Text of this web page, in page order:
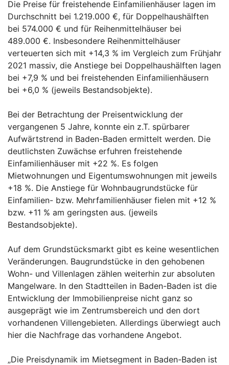
Die Preise für freistehende Einfamilienhäuser lagen im
Durchschnitt bei 1.219.000 €, für Doppelhaushälften
bei 574.000 € und für Reihenmittelhäuser bei
489.000 €. Insbesondere Reihenmittelhäuser
verteuerten sich mit +14,3 % im Vergleich zum Frühjahr
2021 massiv, die Anstiege bei Doppelhaushälften lagen
bei +7,9 % und bei freistehenden Einfamilienhäusern
bei +6,0 % (jeweils Bestandsobjekte).
Bei der Betrachtung der Preisentwicklung der
vergangenen 5 Jahre, konnte ein z.T. spürbarer
Aufwärtstrend in Baden-Baden ermittelt werden. Die
deutlichsten Zuwächse erfuhren freistehende
Einfamilienhäuser mit +22 %. Es folgen
Mietwohnungen und Eigentumswohnungen mit jeweils
+18 %. Die Anstiege für Wohnbaugrundstücke für
Einfamilien- bzw. Mehrfamilienhäuser fielen mit +12 %
bzw. +11 % am geringsten aus. (jeweils
Bestandsobjekte).
Auf dem Grundstücksmarkt gibt es keine wesentlichen
Veränderungen. Baugrundstücke in den gehobenen
Wohn- und Villenlagen zählen weiterhin zur absoluten
Mangelware. In den Stadtteilen in Baden-Baden ist die
Entwicklung der Immobilienpreise nicht ganz so
ausgeprägt wie im Zentrumsbereich und den dort
vorhandenen Villengebieten. Allerdings überwiegt auch
hier die Nachfrage das vorhandene Angebot.
„Die Preisdynamik im Mietsegment in Baden-Baden ist